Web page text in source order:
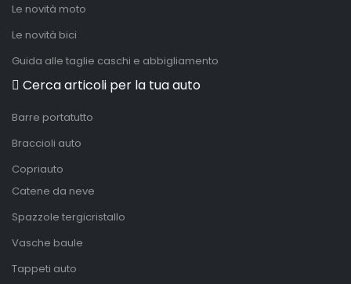
Le novità moto
Le novità bici
Guida alle taglie caschi e abbigliamento
Cerca articoli per la tua auto
Barre portatutto
Braccioli auto
Copriauto
Catene da neve
Spazzole tergicristallo
Vasche baule
Tappeti auto